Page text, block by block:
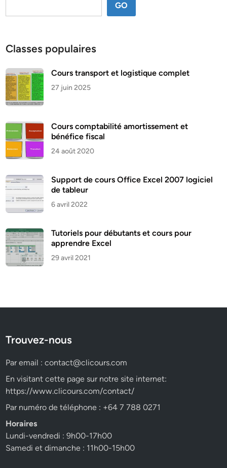
GO
Classes populaires
Cours transport et logistique complet
27 juin 2025
Cours comptabilité amortissement et
bénéfice fiscal
24 août 2020
Support de cours Office Excel 2007 logiciel
de tableur
6 avril 2022
Tutoriels pour débutants et cours pour
apprendre Excel
29 avril 2021
Trouvez-nous
Par email :contact@clicours.com
En visitant cette page sur notre site internet:
https://www.clicours.com/contact/
Par numéro de téléphone : +64 7 788 0271
Horaires
Lundi-vendredi : 9h00-17h00
Samedi et dimanche : 11h00-15h00